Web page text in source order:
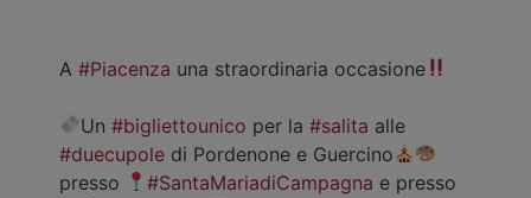
A #Piacenza una straordinaria occasione
Un#bigliettounico per la#salita alle
#duecupole di Pordenone e Guercino
presso
#SantaMariadiCampagna e presso